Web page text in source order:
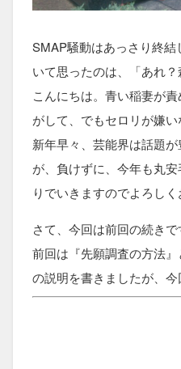
SMAP騒動はあっさり終
いて思ったのは、「あれ？
こんにちは。青い稲妻が
がして、でもセロリが嫌い
新年早々、芸能界は話題
が、負けずに、今年も丸
りでいきますのでよろしく
さて、今回は前回の続き
前回は『先願調査の方法』
の説明を書きましたが、